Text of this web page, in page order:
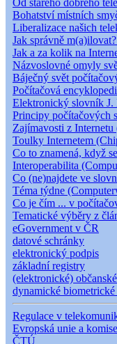
Od starého dobrého
Bohatství místních
Liberalizace našich
Jak správně
Jak a za kolik na
Názvoslovné omyly
Báječný svět
Počítačová
Elektronický slovník J.
Principy počítačových
Zajímavosti z
Toulky Internetem
Co to znamená, když
Interoperabilita
Co (ne)najdete ve
Téma týdne
Co je čím ... v
Tematické výběry z
eGovernment v ČR
datové schránky
elektronický podpis
základní registry
(elektronické)
dynamické
Regulace v
Evropská unie a komise
ČTÚ